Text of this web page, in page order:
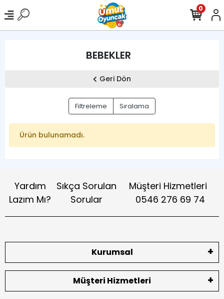
0
BEBEKLER
Geri Dön
Filtreleme Sıralama
Ürün bulunamadı.
Yardım
Lazım Mı?
Sıkça Sorulan
Sorular
Müşteri Hizmetleri
0546 276 69 74
Kurumsal
Müşteri Hizmetleri